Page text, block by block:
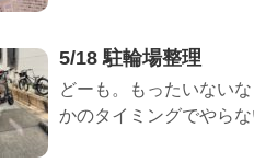
5/18 駐輪場整理
どーも。もったいない
かのタイミングでやら